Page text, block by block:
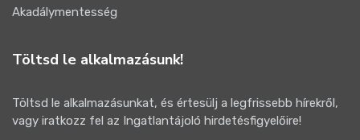
Akadálymentesség
Töltsd le alkalmazásunk!
Töltsd le alkalmazásunkat, és értesülj a legfrissebb hírekről,
vagy iratkozz fel az Ingatlantájoló hirdetésfigyelőire!